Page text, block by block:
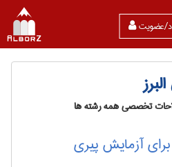
عضویت
تخصصی همه رشته ها
آزمایش پیری